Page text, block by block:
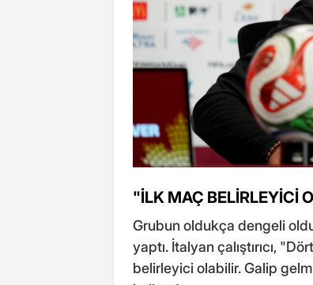
"İLK MAÇ BELİRLEYİCİ
Grubun oldukça dengeli
yaptı. İtalyan çalıştırıcı,
belirleyici olabilir. Galip